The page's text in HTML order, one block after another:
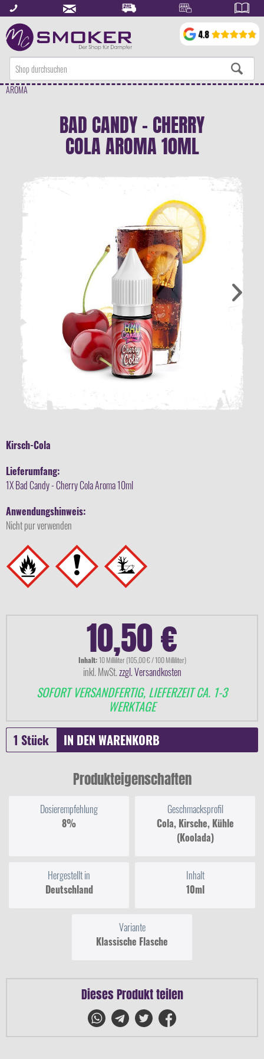
AROMA
BAD CANDY - CHERRY
COLA AROMA 10ML
Kirsch-Cola
Lieferumfang:
1X Bad Candy - Cherry Cola Aroma 10ml
Anwendungshinweis:
Nicht pur verwenden
10,50 €
Inhalt:10 Milliliter (105,00 € / 100 Milliliter)
inkl. MwSt.zzgl. Versandkosten
SOFORT VERSANDFERTIG, LIEFERZEIT CA. 1-3
WERKTAGE
IN DEN WARENKORB
Produkteigenschaften
Dosierempfehlung
8%
Geschmacksprofil
Cola, Kirsche, Kühle
(Koolada)
Hergestellt in
Deutschland
Inhalt
10ml
Variante
Klassische Flasche
Dieses Produkt teilen